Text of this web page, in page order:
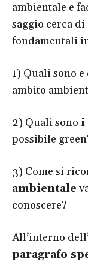
ambientale e
saggio cerca
fondamentali
1) Quali sono
ambito
2) Quali sono i
possibile
3) Come si
ambientale
conoscere?
All’interno
paragrafo